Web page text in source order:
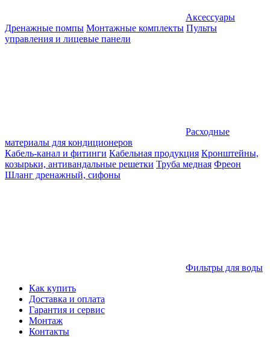
Аксессуары
Дренажные помпы Монтажные комплекты Пульты
управления и лицевые панели
Расходные
материалы для кондиционеров
Кабель-канал и фитинги Кабельная продукция Кронштейны,
козырьки, антивандальные решетки Труба медная Фреон
Шланг дренажный, сифоны
Фильтры для воды
Как купить
Доставка и оплата
Гарантия и сервис
Монтаж
Контакты